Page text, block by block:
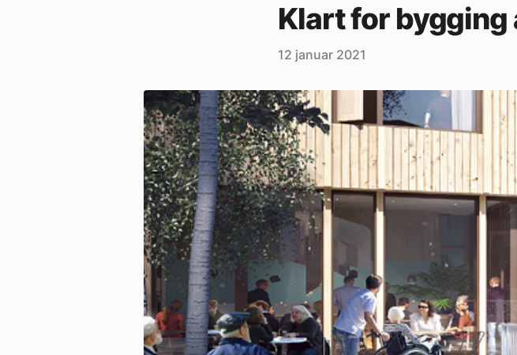
Kontakt oss
Tips oss
Ledige stillinger
eBlad
Aktivitetskalender
Bransjekommentar
Klart for bygging
12 januar 2021